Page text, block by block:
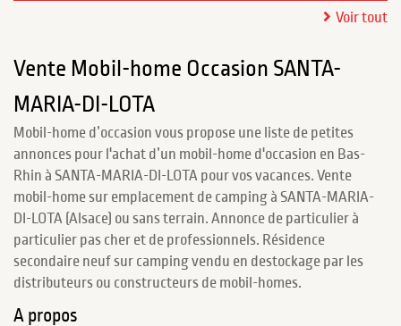
Voir tout
Vente Mobil-home Occasion SANTA-
MARIA-DI-LOTA
Mobil-home d’occasion vous propose une liste de petites
annonces pour l'achat d’un mobil-home d'occasion en Bas-
Rhin à SANTA-MARIA-DI-LOTA pour vos vacances. Vente
mobil-home sur emplacement de camping à SANTA-MARIA-
DI-LOTA (Alsace) ou sans terrain. Annonce de particulier à
particulier pas cher et de professionnels. Résidence
secondaire neuf sur camping vendu en destockage par les
distributeurs ou constructeurs de mobil-homes.
A propos